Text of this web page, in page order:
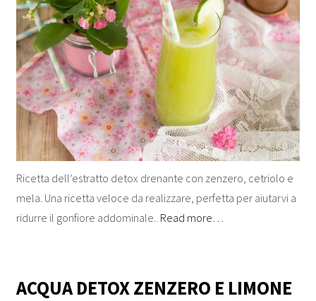
Ricetta dell’estratto detox drenante con zenzero, cetriolo e
mela. Una ricetta veloce da realizzare, perfetta per aiutarvi a
ridurre il gonfiore addominale.. Read more…
ACQUA DETOX ZENZERO E LIMONE